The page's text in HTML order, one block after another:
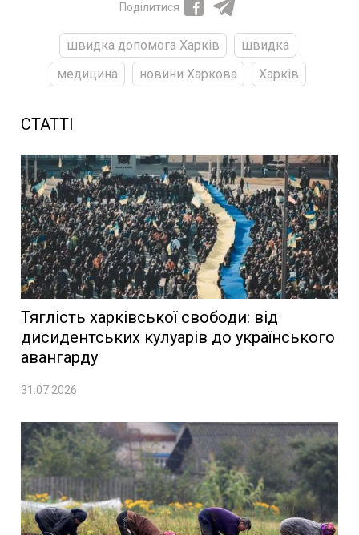
Поділитися
швидка допомога Харків
швидка
медицина
новини Харкова Харків
СТАТТІ
Тяглість харківської свободи: від
дисидентських кулуарів до українського
авангарду
31.07.2026